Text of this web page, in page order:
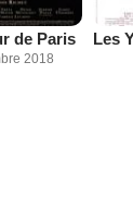
de Paris
2018